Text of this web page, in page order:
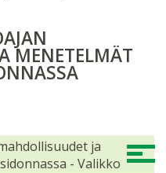
MENETELMÄT
ja
metsien hiilensidonnassa - Valikko